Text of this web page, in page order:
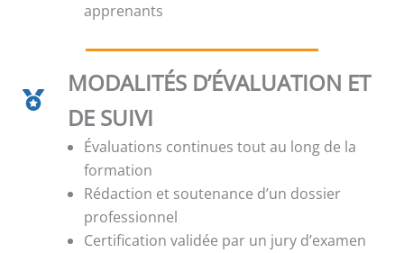
apprenants
MODALITÉS D’ÉVALUATION ET
DE SUIVI
Évaluations continues tout au long de la
formation
Rédaction et soutenance d’un dossier
professionnel
Certification validée par un jury d’examen